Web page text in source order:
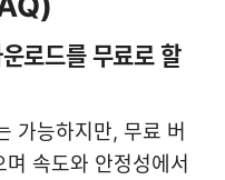
로드를 무료로 할
능하지만, 무료 버
속도와 안정성에서